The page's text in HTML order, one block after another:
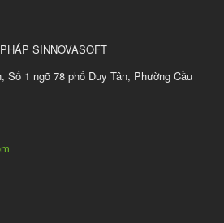
SINNOVASOFT
Số 1 ngõ 78 phố Duy Tân, Phường Cầu